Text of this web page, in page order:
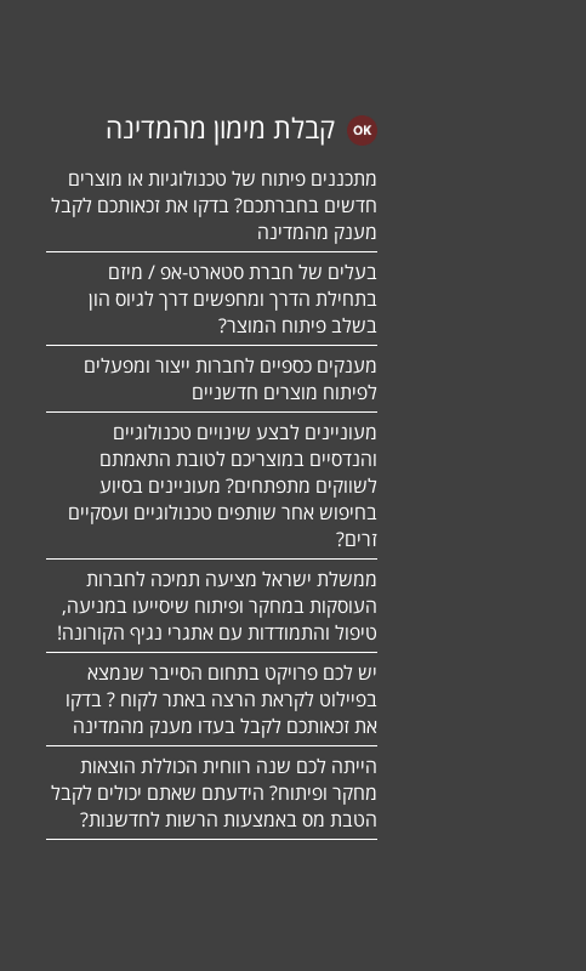
קבלת מימון מהמדינה
מתכננים פיתוח של טכנולוגיות או מוצרים
חדשים בחברתכם? בדקו את זכאותכם לקבל
מענק מהמדינה
בעלים של חברת סטארט-אפ / מיזם
בתחילת הדרך ומחפשים דרך לגיוס הון
בשלב פיתוח המוצר?
מענקים כספיים לחברות ייצור ומפעלים
לפיתוח מוצרים חדשניים
מעוניינים לבצע שינויים טכנולוגיים
והנדסיים במוצריכם לטובת התאמתם
לשווקים מתפתחים? מעוניינים בסיוע
בחיפוש אחר שותפים טכנולוגיים ועסקיים
זרים?
ממשלת ישראל מציעה תמיכה לחברות
העוסקות במחקר ופיתוח שיסייעו במניעה,
טיפול והתמודדות עם אתגרי נגיף הקורונה!
יש לכם פרויקט בתחום הסייבר שנמצא
בפיילוט לקראת הרצה באתר לקוח ? בדקו
את זכאותכם לקבל בעדו מענק מהמדינה
הייתה לכם שנה רווחית הכוללת הוצאות
מחקר ופיתוח? הידעתם שאתם יכולים לקבל
הטבת מס באמצעות הרשות לחדשנות?